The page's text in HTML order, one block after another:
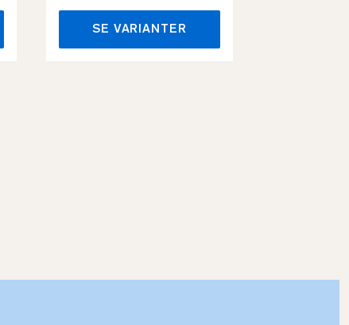
SE VARIANTER